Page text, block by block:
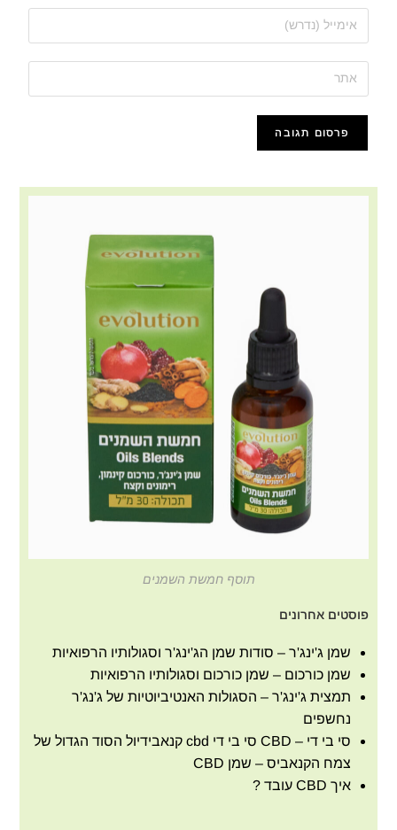
תוסף חמשת השמנים
פוסטים אחרונים
שמן ג'ינג'ר – סודות שמן הג'ינג'ר וסגולותיו הרפואיות
שמן כורכום – שמן כורכום וסגולותיו הרפואיות
תמצית ג'ינג'ר – הסגולות האנטיביוטיות של ג'נג'ר
נחשפים
סי בי די – CBD סי בי די cbd קנאבידיול הסוד הגדול של
צמח הקנאביס – שמן CBD
איך CBD עובד ?